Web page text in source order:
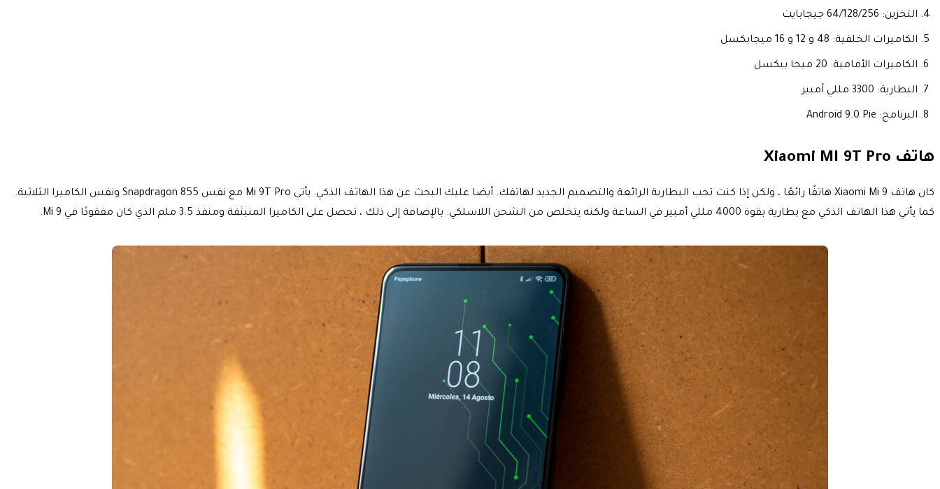
التخزين: 64/128/256 جيجابايت
الكاميرات الخلفية: 48 و 12 و 16 ميجابكسل
الكاميرات الأمامية: 20 ميجا بيكسل
البطارية: 3300 مللي أمبير
البرنامج: Android 9.0 Pie
هاتف Xiaomi MI 9T Pro
كان هاتف Xiaomi Mi 9 هاتفًا رائعًا ، ولكن إذا كنت تحب البطارية الرائعة والتصميم الجديد لهاتفك. أيضا عليك البحث عن هذا الهاتف الذكي. يأتي Mi 9T Pro مع نفس Snapdragon 855 ونفس الكاميرا الثلاثية.
كما يأتي هذا الهاتف الذكي مع بطارية بقوة 4000 مللي أمبير في الساعة ولكنه يتخلص من الشحن اللاسلكي. بالإضافة إلى ذلك ، تحصل على الكاميرا المنبثقة ومنفذ 3.5 ملم الذي كان مفقودًا في Mi 9.